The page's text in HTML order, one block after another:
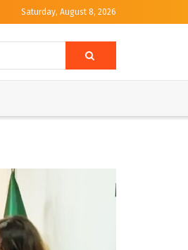
Saturday, August 8, 2026